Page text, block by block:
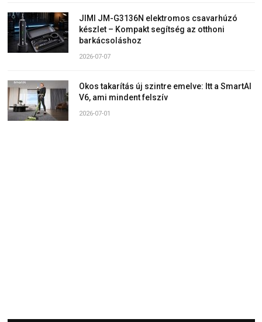
JIMI JM-G3136N elektromos csavarhúzó
készlet – Kompakt segítség az otthoni
barkácsoláshoz
2026-07-07
Okos takarítás új szintre emelve: Itt a SmartAI
V6, ami mindent felszív
2026-07-01